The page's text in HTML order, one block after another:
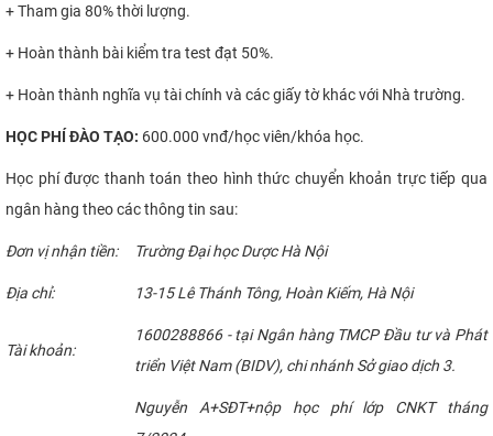
+ Tham gia 80% thời lượng.
+ Hoàn thành bài kiểm tra test đạt 50%.
+ Hoàn thành nghĩa vụ tài chính và các giấy tờ khác với Nhà trường.
HỌC PHÍ ĐÀO TẠO: 600.000 vnđ/học viên/khóa học.
Học phí được thanh toán theo hình thức chuyển khoản trực tiếp qua
ngân hàng theo các thông tin sau:
Đơn vị nhận tiền: Trường Đại học Dược Hà Nội
Địa chỉ: 13-15 Lê Thánh Tông, Hoàn Kiếm, Hà Nội
Tài khoản:
1600288866 - tại Ngân hàng TMCP Đầu tư và Phát
triển Việt Nam (BIDV), chi nhánh Sở giao dịch 3.
Nguyễn A+SĐT+nộp học phí lớp CNKT tháng